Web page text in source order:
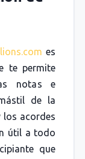
es
te permite
notas e
de la
acordes
útil a todo
que